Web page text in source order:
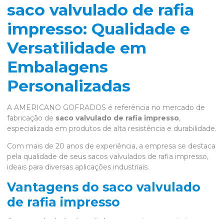
saco valvulado de rafia
impresso: Qualidade e
Versatilidade em
Embalagens
Personalizadas
A AMERICANO GOFRADOS é referência no mercado de
fabricação de saco valvulado de rafia impresso,
especializada em produtos de alta resistência e durabilidade.
Com mais de 20 anos de experiência, a empresa se destaca
pela qualidade de seus sacos valvulados de rafia impresso,
ideais para diversas aplicações industriais.
Vantagens do saco valvulado
de rafia impresso